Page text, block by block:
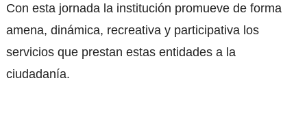
Con esta jornada la institución promueve de forma
amena, dinámica, recreativa y participativa los
servicios que prestan estas entidades a la
ciudadanía.